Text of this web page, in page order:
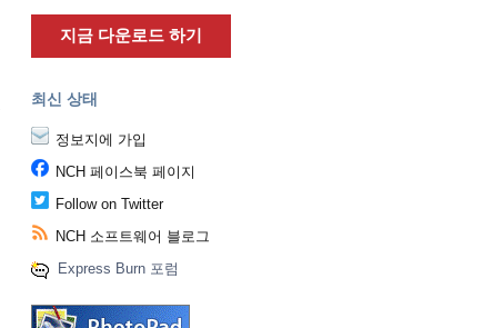
지금 다운로드 하기
최신 상태
정보지에 가입
NCH 페이스북 페이지
Follow on Twitter
NCH 소프트웨어 블로그
Express Burn 포럼